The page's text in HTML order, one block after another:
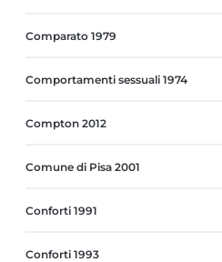
Comparato 1979
Comportamenti sessuali 1974
Compton 2012
Comune di Pisa 2001
Conforti 1991
Conforti 1993